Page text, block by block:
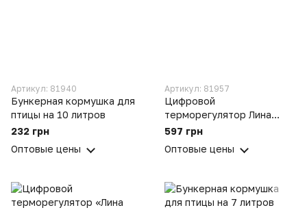
Артикул: 81940
Бункерная кормушка для
птицы на 10 литров
232 грн
Оптовые цены
Артикул: 81957
Цифровой
терморегулятор Лина
ТЦИ-1000
597 грн
Оптовые цены